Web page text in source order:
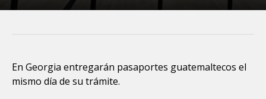
En Georgia entregarán pasaportes guatemaltecos el
mismo día de su trámite.